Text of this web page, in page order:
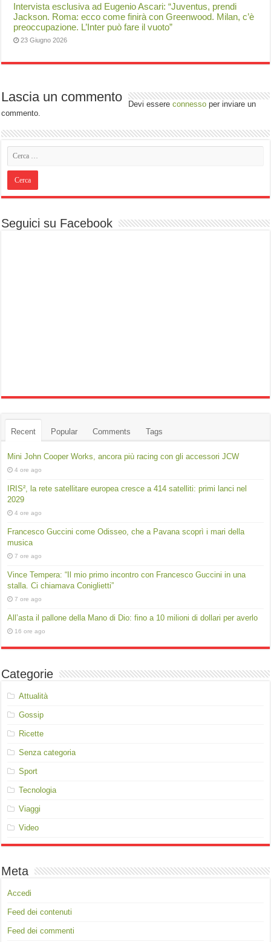
Intervista esclusiva ad Eugenio Ascari: “Juventus, prendi
Jackson. Roma: ecco come finirà con Greenwood. Milan, c’è
preoccupazione. L’Inter può fare il vuoto”
23 Giugno 2026
Lascia un commento Devi essereconnesso per inviare un
commento.
Seguici su Facebook
Recent Popular Comments Tags
Mini John Cooper Works, ancora più racing con gli accessori JCW
4 ore ago
IRIS², la rete satellitare europea cresce a 414 satelliti: primi lanci nel
2029
4 ore ago
Francesco Guccini come Odisseo, che a Pavana scoprì i mari della
musica
7 ore ago
Vince Tempera: “Il mio primo incontro con Francesco Guccini in una
stalla. Ci chiamava Coniglietti”
7 ore ago
All’asta il pallone della Mano di Dio: fino a 10 milioni di dollari per averlo
16 ore ago
Categorie
Attualità
Gossip
Ricette
Senza categoria
Sport
Tecnologia
Viaggi
Video
Meta
Accedi
Feed dei contenuti
Feed dei commenti